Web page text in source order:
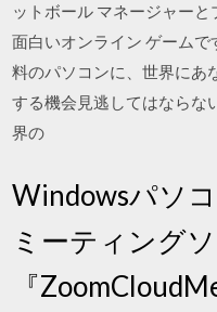
ットボール マネージャーと
面白いオンライン ゲーム
料のパソコンに、世界にあ
する機会見逃してはならな
界の
Windowsパソ
ミーティング
『